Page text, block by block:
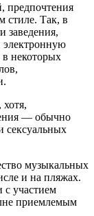
предпочтения
стиле. Так, в
заведения,
электронную
некоторых
— обычно
сексуальных
музыкальных
и на пляжах.
с участием
приемлемым